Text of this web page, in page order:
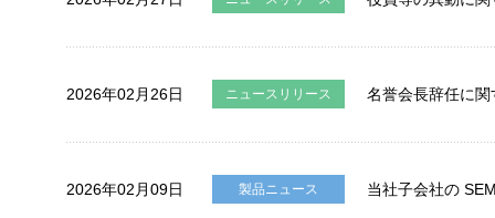
2026年02月26日 ニュースリリース 名誉会長辞任に
2026年02月09日 製品ニュース 当社子会社の